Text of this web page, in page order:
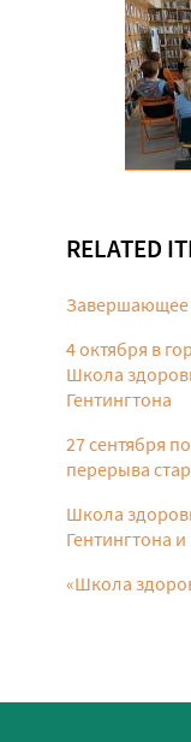
RELATED
Завершающее
4 октября в
Школа
Гентингтона
27 сентября
перерыва
Школа
Гентингтона
«Школа